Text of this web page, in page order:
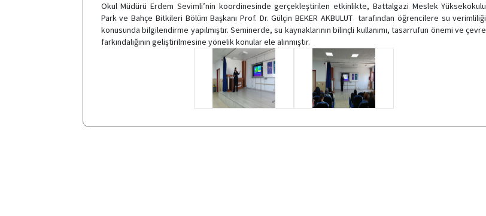
Okul Müdürü Erdem Sevimli’nin koordinesinde gerçekleştirilen etkinlikte, Battalgazi Meslek Yüksekokulu
Park ve Bahçe Bitkileri Bölüm Başkanı Prof. Dr. Gülçin BEKER AKBULUT tarafından öğrencilere su verimliliği
konusunda bilgilendirme yapılmıştır. Seminerde, su kaynaklarının bilinçli kullanımı, tasarrufun önemi ve çevre
farkındalığının geliştirilmesine yönelik konular ele alınmıştır.